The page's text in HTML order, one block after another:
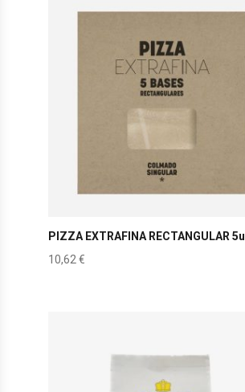
PIZZA EXTRAFINA RECTANGULAR 5u
10,62 €